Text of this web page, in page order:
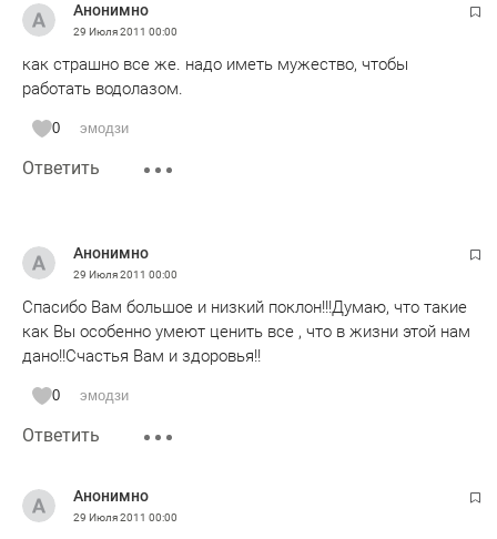
Анонимно
29 Июля 2011 00:00
как страшно все же. надо иметь мужество, чтобы
работать водолазом.
0 эмодзи
Ответить
Анонимно
29 Июля 2011 00:00
Спасибо Вам большое и низкий поклон!!!Думаю, что такие
как Вы особенно умеют ценить все , что в жизни этой нам
дано!!Счастья Вам и здоровья!!
0 эмодзи
Ответить
Анонимно
29 Июля 2011 00:00